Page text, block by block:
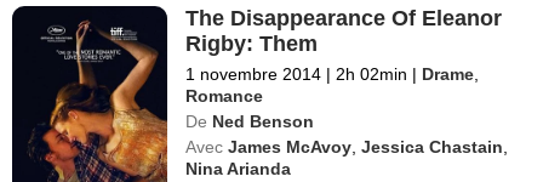
The Disappearance Of Eleanor
Rigby: Them
1 novembre 2014 | 2h 02min | Drame
Romance
De Ned Benson
Avec James McAvoy ,Jessica Chastain
Nina Arianda